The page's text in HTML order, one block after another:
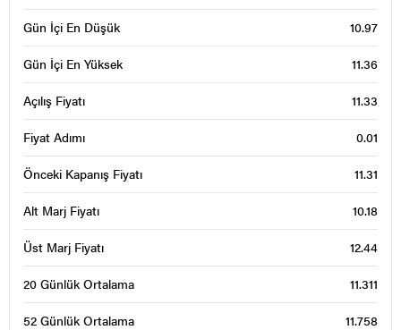
Gün İçi En Düşük 10.97
Gün İçi En Yüksek 11.36
Açılış Fiyatı 11.33
Fiyat Adımı 0.01
Önceki Kapanış Fiyatı 11.31
Alt Marj Fiyatı 10.18
Üst Marj Fiyatı 12.44
20 Günlük Ortalama 11.311
52 Günlük Ortalama 11.758